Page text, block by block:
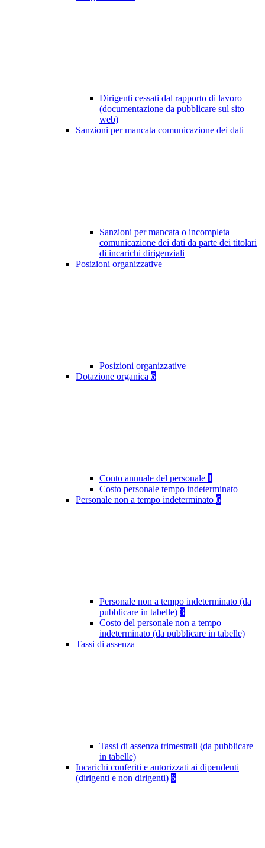
Dirigenti cessati dal rapporto di lavoro
(documentazione da pubblicare sul sito
web)
Sanzioni per mancata comunicazione dei dati
Sanzioni per mancata o incompleta
comunicazione dei dati da parte dei titolari
di incarichi dirigenziali
Posizioni organizzative
Posizioni organizzative
Dotazione organica 6
Conto annuale del personale 1
Costo personale tempo indeterminato
Personale non a tempo indeterminato 6
Personale non a tempo indeterminato (da
pubblicare in tabelle) 3
Costo del personale non a tempo
indeterminato (da pubblicare in tabelle)
Tassi di assenza
Tassi di assenza trimestrali (da pubblicare
in tabelle)
Incarichi conferiti e autorizzati ai dipendenti
(dirigenti e non dirigenti) 6